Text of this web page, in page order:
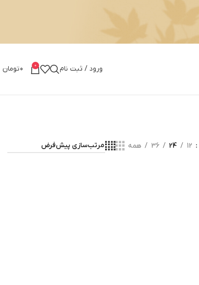
ورود / ثبت نام 0
0تومان
12
24
36 همه